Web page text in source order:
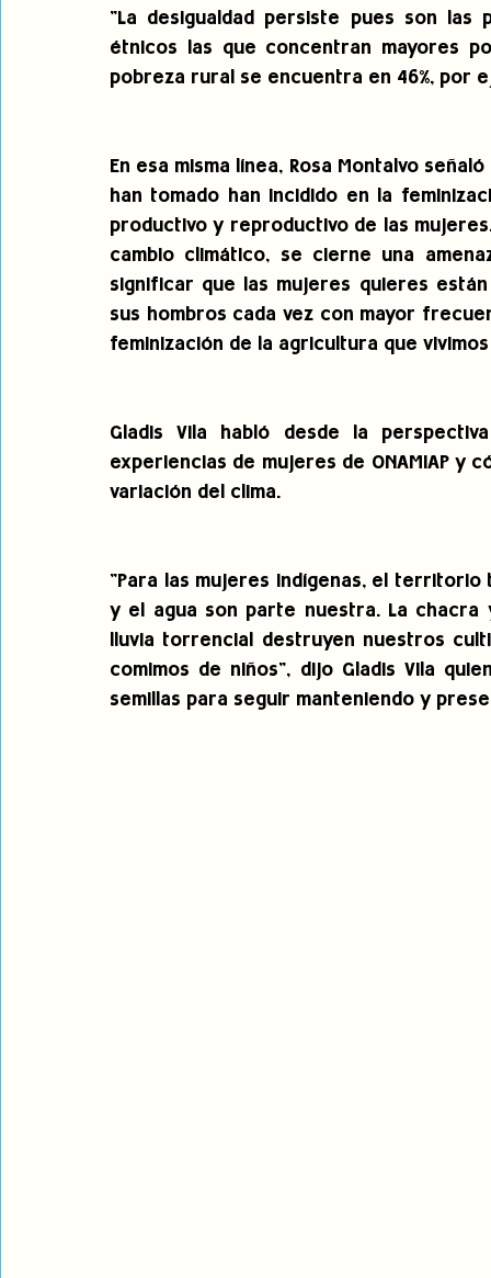
"La desigualdad persiste pues son
étnicos las que concentran mayores
pobreza rural se encuentra en 46%, por
En esa misma línea, Rosa Montalvo
han tomado han incidido en la
productivo y reproductivo de las
cambio climático, se cierne una
significar que las mujeres quieres
sus hombros cada vez con mayor
feminización de la agricultura que
Gladis Vila habló desde la
experiencias de mujeres de ONAMIAP y
variación del clima.
"Para las mujeres indígenas, el
y el agua son parte nuestra. La chacra
lluvia torrencial destruyen nuestros
comimos de niños", dijo Gladis Vila
semillas para seguir manteniendo y